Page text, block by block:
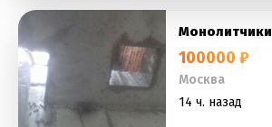
Монолитчики
100000 ₽
Москва
14 ч. назад